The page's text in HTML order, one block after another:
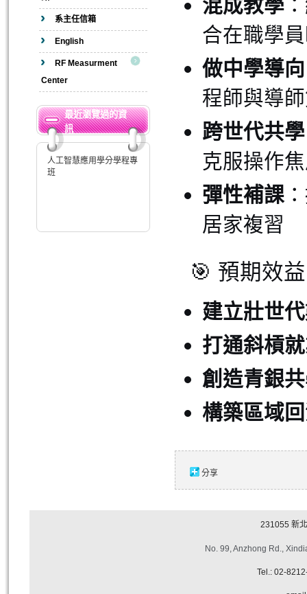
系主任信箱
English
RF Measurment
Center
最近瀏覽過的資
訊
人工智慧應用學分學程專
班
合在職學
做中學導向
程師與導
跨世代共學
克服操作
彈性補課
居家複習
🎯 預期效益
建立壯世
打通斜槓
創造青銀
構築區域
分享
231055 新
No. 99, Anzhong Rd.,
Tel.: 02-